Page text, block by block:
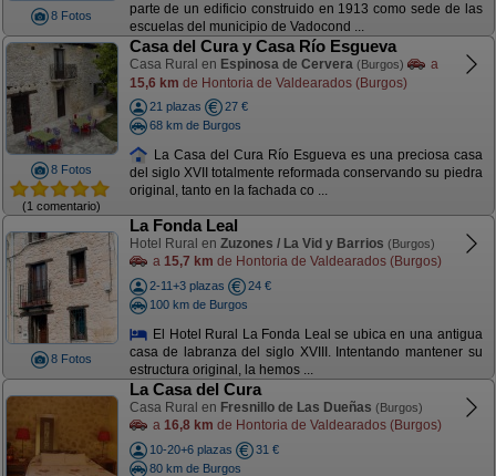
8 Fotos
parte de un edificio construido en 1913 como sede de las
escuelas del municipio de Vadocond ...
8 Fotos
(1 comentario)
Casa del Cura y Casa Río Esgueva
Casa Rural en Espinosa de Cervera (Burgos)
a
15,6 km de Hontoria de Valdearados (Burgos)
21 plazas
27 €
68 km de Burgos
La Casa del Cura Río Esgueva es una preciosa casa
del siglo XVII totalmente reformada conservando su piedra
original, tanto en la fachada co ...
8 Fotos
La Fonda Leal
Hotel Rural en Zuzones / La Vid y Barrios (Burgos)
a 15,7 km de Hontoria de Valdearados (Burgos)
2-11+3 plazas
24 €
100 km de Burgos
El Hotel Rural La Fonda Leal se ubica en una antigua
casa de labranza del siglo XVIII. Intentando mantener su
estructura original, la hemos ...
La Casa del Cura
Casa Rural en Fresnillo de Las Dueñas (Burgos)
a 16,8 km de Hontoria de Valdearados (Burgos)
10-20+6 plazas
31 €
80 km de Burgos